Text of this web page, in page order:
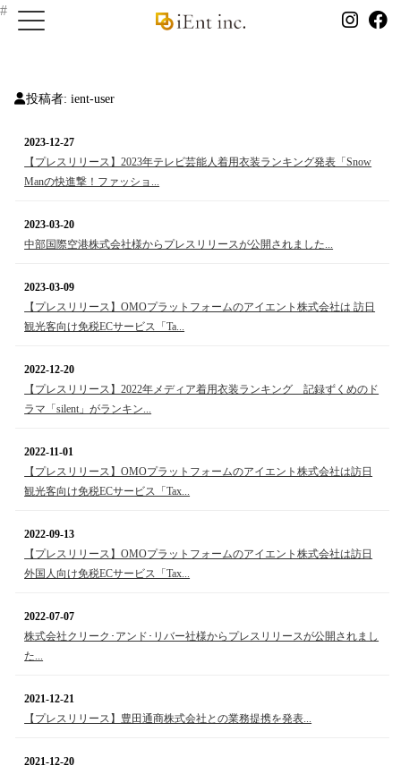
#
投稿者: ient-user
2023-12-27
【プレスリリース】2023年テレビ芸能人着用衣装ランキング発表「Snow
Manの快進撃！ファッショ...
2023-03-20
中部国際空港株式会社様からプレスリリースが公開されました...
2023-03-09
【プレスリリース】OMOプラットフォームのアイエント株式会社は 訪日
観光客向け免税ECサービス「Ta...
2022-12-20
【プレスリリース】2022年メディア着用衣装ランキング 記録ずくめのド
ラマ「silent」がランキン...
2022-11-01
【プレスリリース】OMOプラットフォームのアイエント株式会社は訪日
観光客向け免税ECサービス「Tax...
2022-09-13
【プレスリリース】OMOプラットフォームのアイエント株式会社は訪日
外国人向け免税ECサービス「Tax...
2022-07-07
株式会社クリーク･アンド･リバー社様からプレスリリースが公開されまし
た...
2021-12-21
【プレスリリース】豊田通商株式会社との業務提携を発表...
2021-12-20